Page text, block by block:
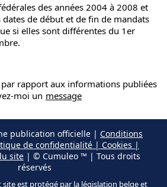
des années 2004 à 2008 et
de début et de fin de mandats
si elles sont différentes du 1er
rapport aux informations publiées
moi un message
publication officielle | Conditions
de confidentialité | Cookies |
site | © Cumuleo ™ | Tous droits
réservés
est protégé par la législation belge et